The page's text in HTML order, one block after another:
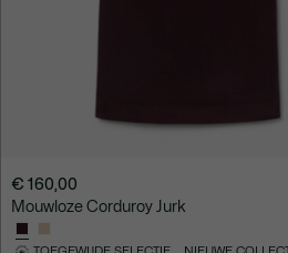
€ 160,00
Mouwloze Corduroy Jurk